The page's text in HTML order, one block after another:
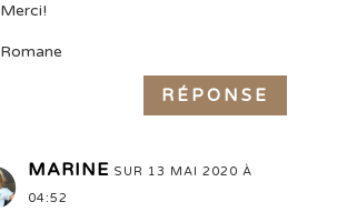
Merci!
Romane
RÉPONSE
MARINE SUR 13 MAI 2020 À
04:52